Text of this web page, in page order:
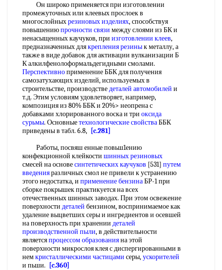
Он широко применяется при изготовлении
промежуточных или клеевых прослоек в
многослойныхрезиновых изделиях, способствуя
повышениюпрочности связи между слоями из БК и
ненасыщенных каучуков, при изготовлении клеев,
предназначенных длякрепления резинык металлу, а
также в виде добавок для активации вулканизации Б
К алкилфенолоформальдегидными смолами.
Перспективноприменение ББК для получения
самозатухающих изделий, используемых в
строительстве, производстведеталей автомобилей и
т.д. Этим условиям удовлетворяет, например,
композиция из 80% ББК и 20%> неопрена с
добавками хлорированного воска и три оксида
сурьмы. Основныетехнологические свойстваББК
приведены в табл. 6.8, [c.281]
Работы, посвяш енные повьш1ению
конфекционной клейкости шинных резиновых
смесей на основесинтетических каучуков [531] путем
введенияразличных смол не привели к устранению
этого недостатка, и применение бензинаБР-1 при
сборке покрышек практикуется на всех
отечественных шинных заводах. При этом освежение
поверхности деталей бензином, воспринимаемое как
удаление выцветших серы и ингредиентов и осевшей
на поверхность при хранении деталей
производственной пыли, в действительности
являетсяпроцессом образованияна этой
поверхности микрослоя клея с диспергированными в
немкристаллическими частицами серы,ускорителей
и пьши.
[c.360]